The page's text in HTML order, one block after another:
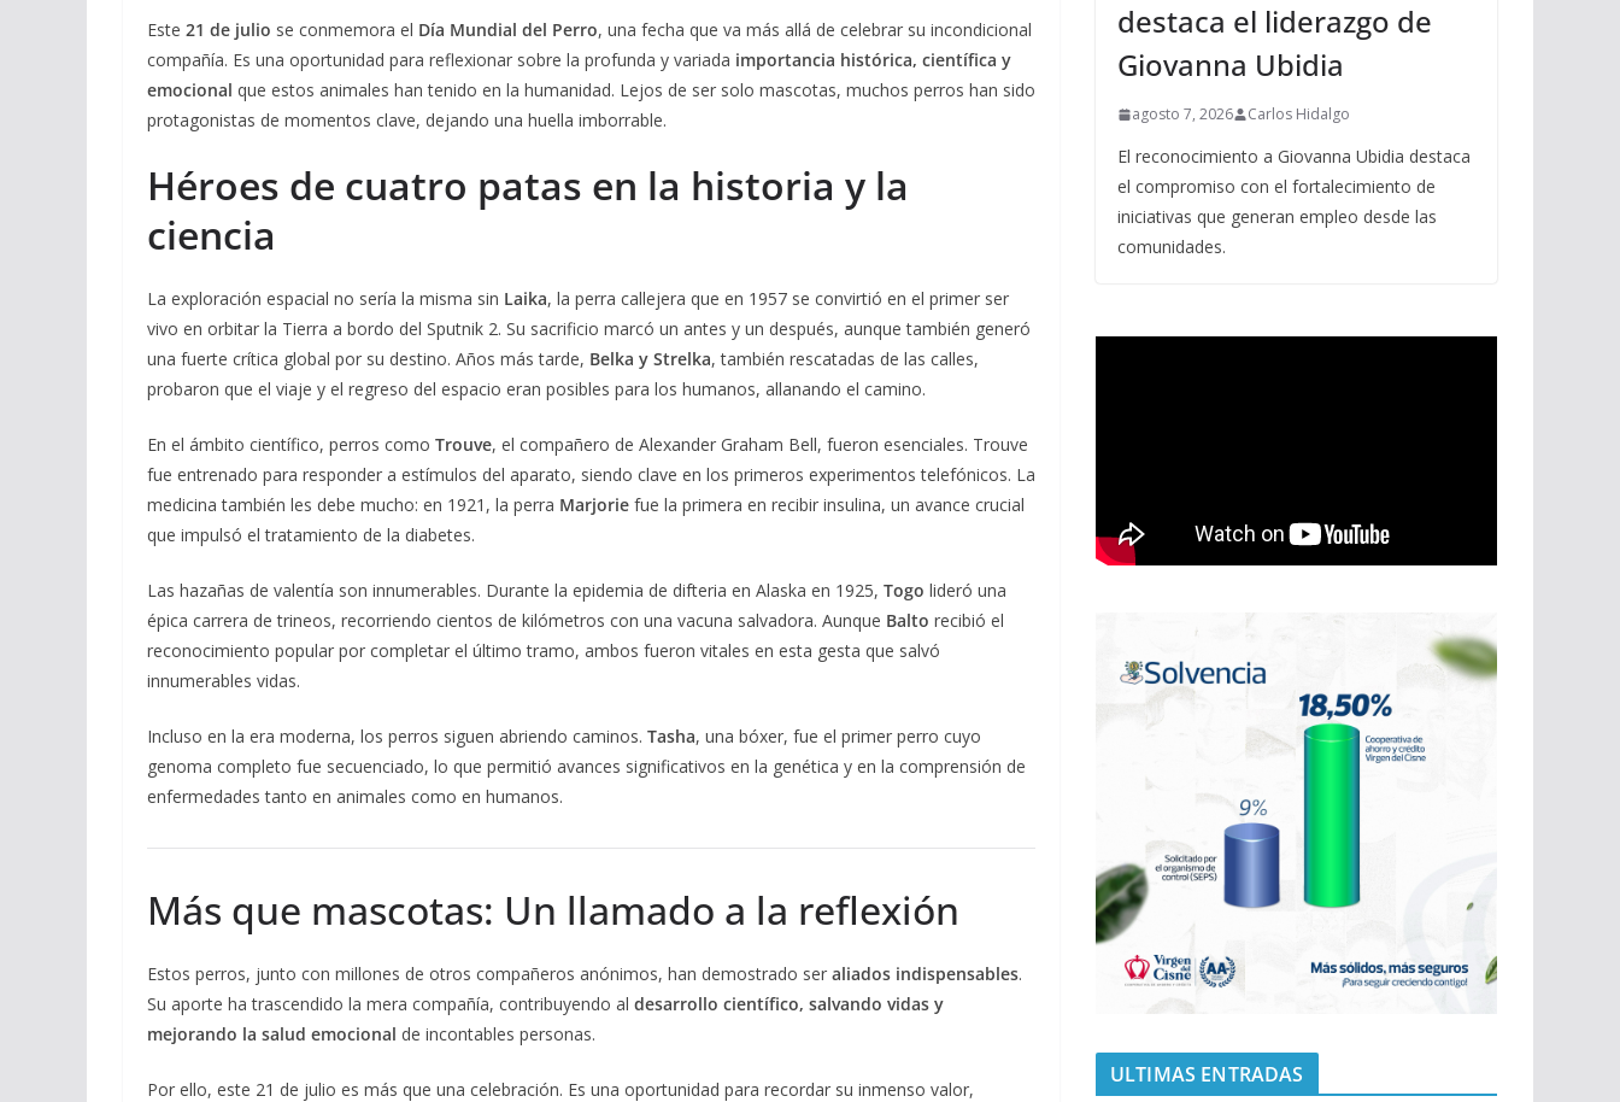
Este 21 de julio se conmemora el Día Mundial del Perro, una fecha que va más allá de celebrar su incondicional
compañía. Es una oportunidad para reflexionar sobre la profunda y variada importancia histórica, científica y
emocional que estos animales han tenido en la humanidad. Lejos de ser solo mascotas, muchos perros han sido
protagonistas de momentos clave, dejando una huella imborrable.
Héroes de cuatro patas en la historia y la
ciencia
La exploración espacial no sería la misma sin Laika, la perra callejera que en 1957 se convirtió en el primer ser
vivo en orbitar la Tierra a bordo del Sputnik 2. Su sacrificio marcó un antes y un después, aunque también generó
una fuerte crítica global por su destino. Años más tarde, Belka y Strelka, también rescatadas de las calles,
probaron que el viaje y el regreso del espacio eran posibles para los humanos, allanando el camino.
En el ámbito científico, perros como Trouve, el compañero de Alexander Graham Bell, fueron esenciales. Trouve
fue entrenado para responder a estímulos del aparato, siendo clave en los primeros experimentos telefónicos. La
medicina también les debe mucho: en 1921, la perra Marjorie fue la primera en recibir insulina, un avance crucial
que impulsó el tratamiento de la diabetes.
Las hazañas de valentía son innumerables. Durante la epidemia de difteria en Alaska en 1925, Togo lideró una
épica carrera de trineos, recorriendo cientos de kilómetros con una vacuna salvadora. Aunque Balto recibió el
reconocimiento popular por completar el último tramo, ambos fueron vitales en esta gesta que salvó
innumerables vidas.
Incluso en la era moderna, los perros siguen abriendo caminos. Tasha, una bóxer, fue el primer perro cuyo
genoma completo fue secuenciado, lo que permitió avances significativos en la genética y en la comprensión de
enfermedades tanto en animales como en humanos.
Más que mascotas: Un llamado a la reflexión
Estos perros, junto con millones de otros compañeros anónimos, han demostrado ser aliados indispensables.
Su aporte ha trascendido la mera compañía, contribuyendo al desarrollo científico, salvando vidas y
mejorando la salud emocional de incontables personas.
Por ello, este 21 de julio es más que una celebración. Es una oportunidad para recordar su inmenso valor,
destaca el liderazgo de
Giovanna Ubidia
agosto 7, 2026 Carlos Hidalgo
El reconocimiento a Giovanna Ubidia destaca
el compromiso con el fortalecimiento de
iniciativas que generan empleo desde las
comunidades.
ULTIMAS ENTRADAS